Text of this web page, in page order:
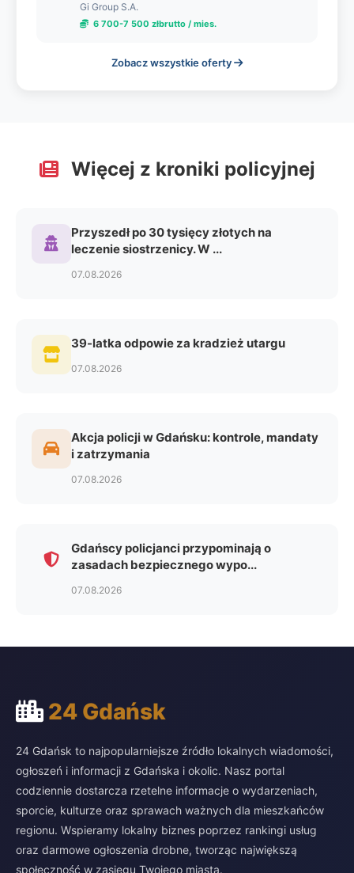
Gi Group S.A.
6 700-7 500 złbrutto / mies.
Zobacz wszystkie oferty
Więcej z kroniki policyjnej
Przyszedł po 30 tysięcy złotych na
leczenie siostrzenicy. W ...
07.08.2026
39-latka odpowie za kradzież utargu
07.08.2026
Akcja policji w Gdańsku: kontrole, mandaty
i zatrzymania
07.08.2026
Gdańscy policjanci przypominają o
zasadach bezpiecznego wypo...
07.08.2026
24 Gdańsk
24 Gdańsk to najpopularniejsze źródło lokalnych wiadomości,
ogłoszeń i informacji z Gdańska i okolic. Nasz portal
codziennie dostarcza rzetelne informacje o wydarzeniach,
sporcie, kulturze oraz sprawach ważnych dla mieszkańców
regionu. Wspieramy lokalny biznes poprzez rankingi usług
oraz darmowe ogłoszenia drobne, tworząc największą
społeczność w zasięgu Twojego miasta.